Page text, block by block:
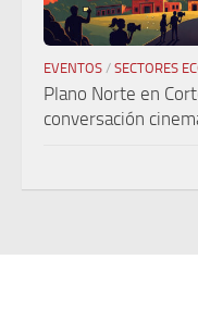
EVENTOS / SECTORES
Plano Norte en
conversación